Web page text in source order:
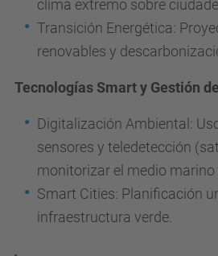
clima extremo sobre
Transición Energética:
renovables y
Tecnologías Smart y Gestión
Digitalización Ambiental:
sensores y teledetección
monitorizar el medio marino
Smart Cities: Planificación
infraestructura verde.